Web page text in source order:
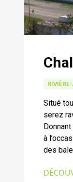
Situé
serez
à
des